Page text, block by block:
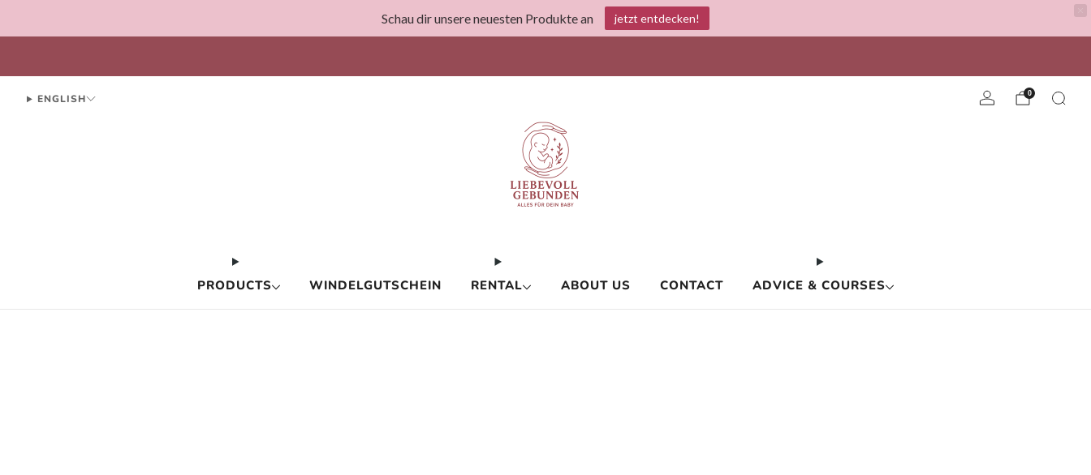
PRODUCTS WINDELGUTSCHEIN RENTAL ABOUT US CONTACT ADVICE & COURSES
ENGLISH 0
Schau dir unsere neuesten Produkte an jetzt entdecken!